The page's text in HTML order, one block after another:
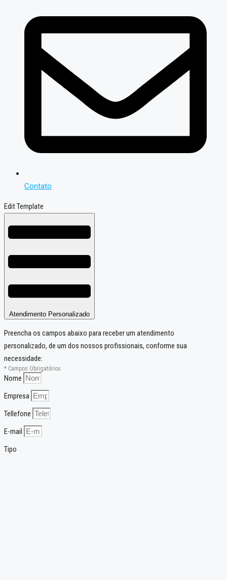
Contato
Edit Template
Atendimento Personalizado
Preencha os campos abaixo para receber um atendimento
personalizado, de um dos nossos profissionais, conforme sua
necessidade:
* Campos Obrigatórios
Nome
Empresa
Tellefone
E-mail
Tipo